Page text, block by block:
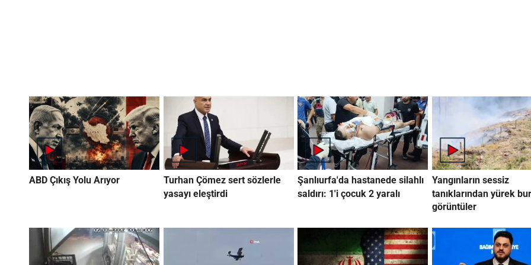
ABD Çıkış Yolu Arıyor
Turhan Çömez sert sözlerle
yasayı eleştirdi
Şanlıurfa'da hastanede silahlı
saldırı: 1'i çocuk 2 yaralı
Yangınların sessiz
tanıklarından yürek
görüntüler